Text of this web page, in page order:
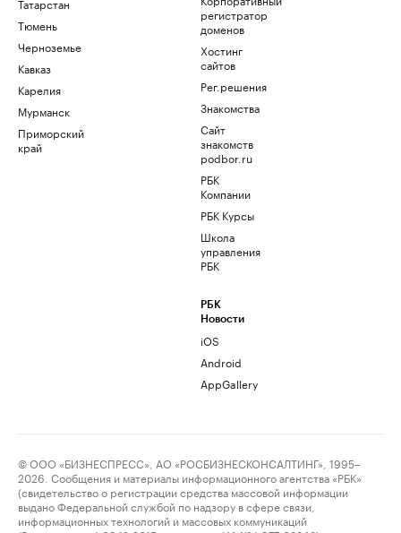
Татарстан
Тюмень
Черноземье
Кавказ
Карелия
Мурманск
Приморский
край
регистратор
доменов
Хостинг
сайтов
Рег.решения
Знакомства
Сайт
знакомств
podbor.ru
РБК
Компании
РБК Курсы
Школа
управления
РБК
РБК
Новости
iOS
Android
AppGallery
© ООО «БИЗНЕСПРЕСС», АО «РОСБИЗНЕСКОНСАЛТИНГ», 1995–
2026. Сообщения и материалы информационного агентства «РБК»
(свидетельство о регистрации средства массовой информации
выдано Федеральной службой по надзору в сфере связи,
информационных технологий и массовых коммуникаций